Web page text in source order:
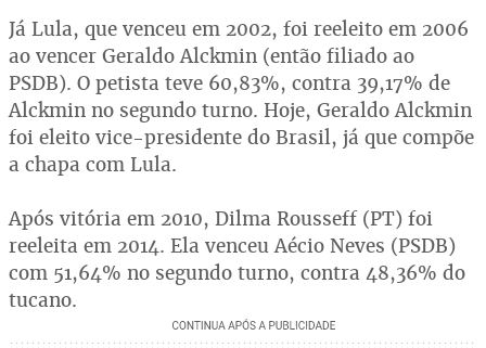
Já Lula, que venceu em 2002, foi reeleito em 2006
ao vencer Geraldo Alckmin (então filiado ao
PSDB). O petista teve 60,83%, contra 39,17% de
Alckmin no segundo turno. Hoje, Geraldo Alckmin
foi eleito vice-presidente do Brasil, já que compõe
a chapa com Lula.
Após vitória em 2010, Dilma Rousseff (PT) foi
reeleita em 2014. Ela venceu Aécio Neves (PSDB)
com 51,64% no segundo turno, contra 48,36% do
tucano.